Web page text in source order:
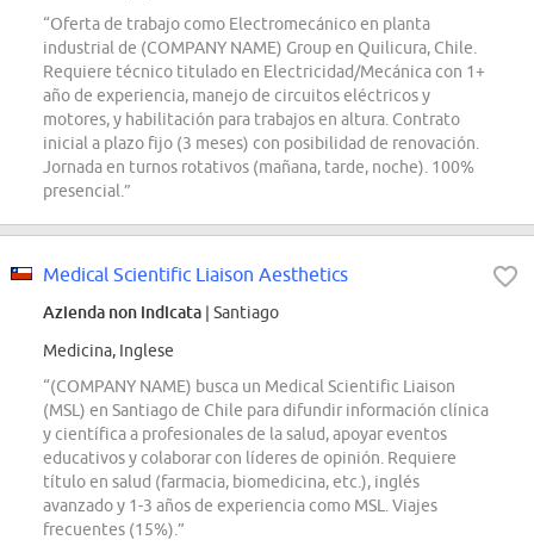
“Oferta de trabajo como Electromecánico en planta
industrial de (COMPANY NAME) Group en Quilicura, Chile.
Requiere técnico titulado en Electricidad/Mecánica con 1+
año de experiencia, manejo de circuitos eléctricos y
motores, y habilitación para trabajos en altura. Contrato
inicial a plazo fijo (3 meses) con posibilidad de renovación.
Jornada en turnos rotativos (mañana, tarde, noche). 100%
presencial.”
Medical Scientific Liaison Aesthetics
Azienda non indicata | Santiago
Medicina, Inglese
“(COMPANY NAME) busca un Medical Scientific Liaison
(MSL) en Santiago de Chile para difundir información clínica
y científica a profesionales de la salud, apoyar eventos
educativos y colaborar con líderes de opinión. Requiere
título en salud (farmacia, biomedicina, etc.), inglés
avanzado y 1-3 años de experiencia como MSL. Viajes
frecuentes (15%).”